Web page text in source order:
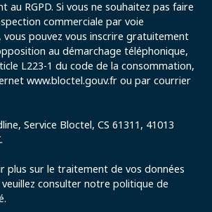
au RGPD. Si vous ne souhaitez pas faire
commerciale par voie
vous pouvez vous inscrire gratuitement
au démarchage téléphonique,
L223-1 du code de la consommation,
www.bloctel.gouv.fr ou par courrier
Service Bloctel, CS 61311, 41013
plus sur le traitement de vos données
consulter notre politique de
.